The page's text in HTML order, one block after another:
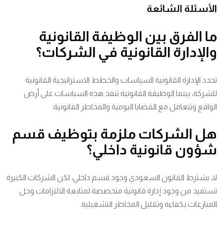
الأسئلة الشائعة
ما الفرق بين الوظيفة القانونية
والإدارة القانونية في الشركات؟
تحدد الإدارة القانونية السياسات والخطط الاستراتيجية القانونية
للشركة، بينما الوظيفة القانونية تنفذ هذه السياسات على أرض
الواقع وتتعامل مع القضايا اليومية والمخاطر القانونية.
هل الشركات ملزمة بتوظيف قسم
شؤون قانونية داخلي؟
لا، يشترط القانون السعودي وجود قسم داخلي، لكن الشركات الكبيرة
تستفيد من وجود إدارة قانونية متخصصة لمتابعة الالتزامات وحل
المنازعات بكفاءة وتقليل المخاطر التشغيلية.